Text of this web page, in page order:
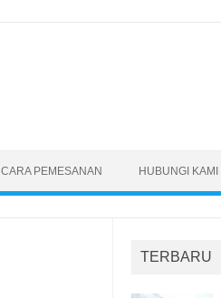
CARA PEMESANAN HUBUNGI KAMI
TERBARU